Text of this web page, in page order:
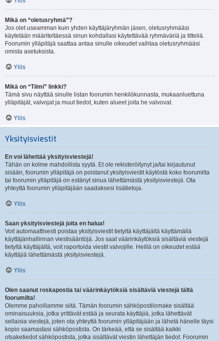
Mikä on “oletusryhmä”?
Jos olet useamman kuin yhden käyttäjäryhmän jäsen, oletusryhmääsi
käytetään määriteltäessä sinun kohdallasi käytettävää ryhmäväriä ja titteliä.
Foorumin ylläpitäjä saattaa antaa sinulle oikeudet vaihtaa oletusryhmääsi
omista asetuksista.
Ylös
Mikä on “Tiimi” linkki?
Tämä sivu näyttää sinulle listan foorumin henkilökunnasta, mukaanluettuna
ylläpitäjät, valvojat ja muut tiedot, kuten alueet joita he valvovat.
Ylös
Yksityisviestit
En voi lähettää yksityisviestejä!
Tähän on kolme mahdollista syytä. Et ole rekisteröitynyt ja/tai kirjautunut
sisään, foorumin ylläpitäjä on poistanut yksityisviestit käytöstä koko foorumilta
tai foorumin ylläpitäjä on estänyt sinua lähettämästä yksityisviestejä. Ota
yhteyttä foorumin ylläpitäjään saadaksesi lisätietoja.
Ylös
Saan yksityisviestejä joita en halua!
Voit automaattisesti poistaa yksityisviestit tietyltä käyttäjältä käyttämällä
käyttäjänhallinnan viestisääntöjä. Jos saat väärinkäytöksiä sisältäviä viestejä
tietyltä käyttäjältä, voit raportoida viestit valvojille. Heillä on oikeudet estää
käyttäjiä lähettämästä yksityisviestejä.
Ylös
Olen saanut roskapostia tai väärinkäytöksiä sisältäviä viestejä tältä
foorumilta!
Olemme pahoillamme siitä. Tämän foorumin sähköpostilomake sisältää
ominaisuuksia, jotka yrittävät estää ja seurata käyttäjiä, jotka lähettävät
sellaisia viestejä, joten ota yhteyttä foorumin ylläpitäjään ja lähetä hänelle täysi
kopio saamastasi sähköpostista. On tärkeää, että se sisältää kaikki
otsaketiedot sähköpostista, jotka sisältävät viestin lähettäjän tiedot. Foorumin